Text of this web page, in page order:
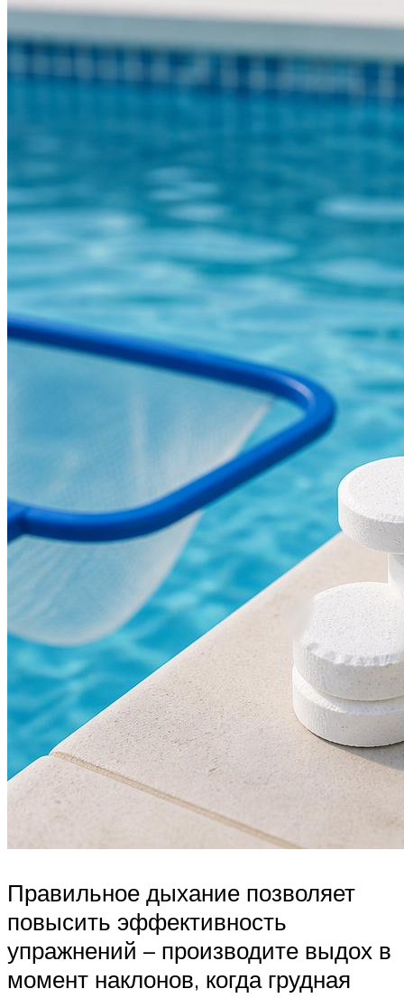
Правильное дыхание позволяет
повысить эффективность
упражнений – производите выдох в
момент наклонов, когда грудная